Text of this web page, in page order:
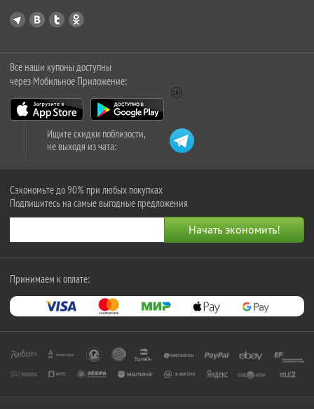
Все наши купоны доступны
через Мобильное Приложение:
Ищите скидки поблизости,
не выходя из чата:
Сэкономьте до 90% при любых покупках
Подпишитесь на самые выгодные предложения
Принимаем к оплате: